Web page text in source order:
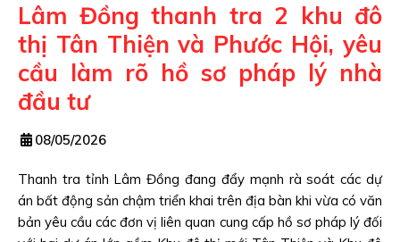
Lâm Đồng thanh tra 2 khu đô
thị Tân Thiện và Phước Hội, yêu
cầu làm rõ hồ sơ pháp lý nhà
đầu tư
08/05/2026
Thanh tra tỉnh Lâm Đồng đang đẩy mạnh rà soát các dự
án bất động sản chậm triển khai trên địa bàn khi vừa có văn
bản yêu cầu các đơn vị liên quan cung cấp hồ sơ pháp lý đối